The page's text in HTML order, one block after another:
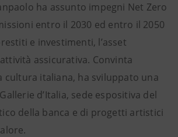
ha assunto impegni Net Zero
entro il 2030 ed entro il 2050
e investimenti, l’asset
assicurativa. Convinta
cultura italiana, ha sviluppato una
d’Italia, sede espositiva del
della banca e di progetti artistici